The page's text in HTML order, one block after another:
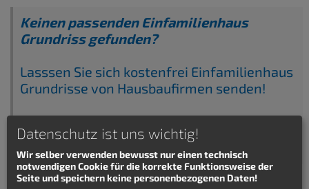
Keinen passenden Einfamilienhaus
Grundriss gefunden?
Lasssen Sie sich kostenfrei Einfamilienhaus
Grundrisse von Hausbaufirmen senden!
Datenschutz ist uns wichtig!
Wir selber verwenden bewusst nur einen technisch
notwendigen Cookie für die korrekte Funktionsweise der
Seite und speichern keine personenbezogenen Daten!